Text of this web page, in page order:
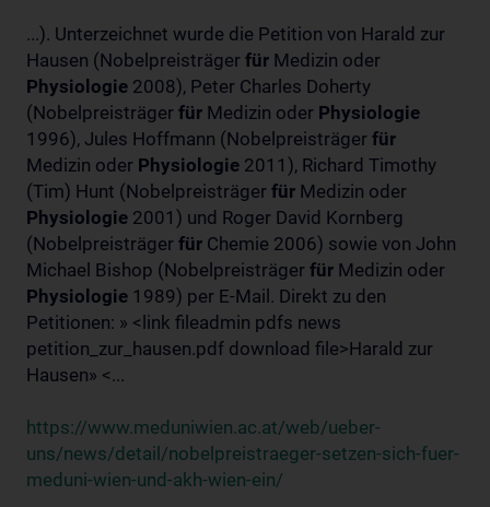
...). Unterzeichnet wurde die Petition von Harald zur
Hausen (Nobelpreisträger für Medizin oder
Physiologie 2008), Peter Charles Doherty
(Nobelpreisträger für Medizin oder Physiologie
1996), Jules Hoffmann (Nobelpreisträger für
Medizin oder Physiologie 2011), Richard Timothy
(Tim) Hunt (Nobelpreisträger für Medizin oder
Physiologie 2001) und Roger David Kornberg
(Nobelpreisträger für Chemie 2006) sowie von John
Michael Bishop (Nobelpreisträger für Medizin oder
Physiologie 1989) per E-Mail. Direkt zu den
Petitionen: » <link fileadmin pdfs news
petition_zur_hausen.pdf download file>Harald zur
Hausen» <...
https://www.meduniwien.ac.at/web/ueber-
uns/news/detail/nobelpreistraeger-setzen-sich-fuer-
meduni-wien-und-akh-wien-ein/